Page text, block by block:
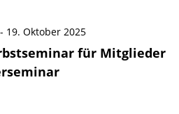
für Mitglieder
19. Oktober 2025